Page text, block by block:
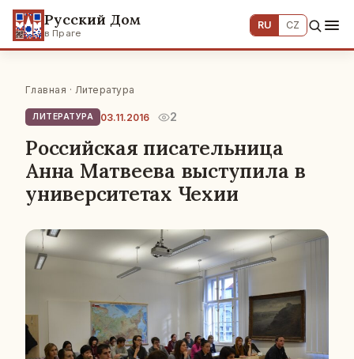
Русский Дом
в Праге
RU CZ
Главная · Литература
ЛИТЕРАТУРА 03.11.2016 2
Российская писательница
Анна Матвеева выступила в
университетах Чехии